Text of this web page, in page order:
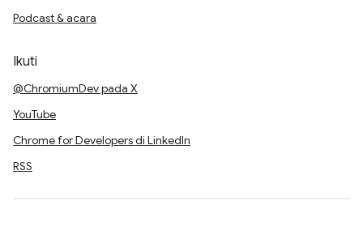
Podcast & acara
Ikuti
@ChromiumDev pada X
YouTube
Chrome for Developers di LinkedIn
RSS